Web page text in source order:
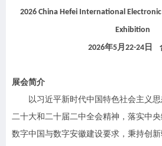
2026 China HefeiInternational
Exhibition
2026年5月 22-24 日
展会简介
以习近平新时代中国特色社会主义
二十大和二十届二中全会精神，落实中
数字中国与数字安徽建设要求，秉持创